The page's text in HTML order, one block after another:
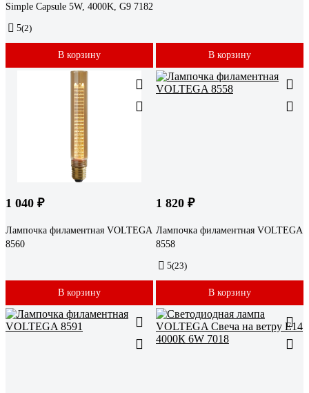
Simple Capsule 5W, 4000K, G9 7182
5(2)
В корзину В корзину
1 040 ₽
Лампочка филаментная VOLTEGA
8560
В корзину
1 820 ₽
Лампочка филаментная VOLTEGA
8558
5(23)
В корзину